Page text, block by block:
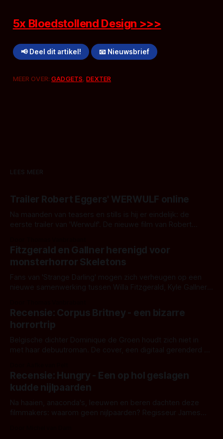
5x Bloedstollend Design >>>
📢 Deel dit artikel! 📧 Nieuwsbrief
MEER OVER:GADGETS,DEXTER
LEES MEER
Trailer Robert Eggers' WERWULF online
Na maanden van teasers en stills is hij er eindelijk: de
eerste trailer van 'Werwulf'. De nieuwe film van Robert
kille stijl vol folklore en mythe. Het topic deze keer is (kon
het het al raden?)... de weerwolf. Kijk je mee?
Fitzgerald en Gallner herenigd voor
monsterhorror Skeletons
Fans van 'Strange Darling' mogen zich verheugen op een
nieuwe samenwerking tussen Willa Fitzgerald, Kyle Gallner
'Skeletons', een nieuwe creature feature waarvoor de
opnames zijn gestart in Australië.
Recensie: Corpus Britney - een bizarre
horrortrip
Belgische dichter Dominique de Groen houdt zich niet in
met haar debuutroman. De cover, een digitaal gerenderd en
achtergrond, belooft iets kleurrijks maar onheilspellends,
iets ongrijpbaars. En dat maakt De Groen met ieder woord
waar.
Recensie: Hungry - Een op hol geslagen
kudde nijlpaarden
Na haaien, anaconda's, leeuwen en beren dachten deze
filmmakers: waarom geen nijlpaarden? Regisseur James